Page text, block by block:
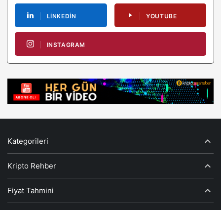
LINKEDIN YOUTUBE
INSTAGRAM
Kategorileri
Kripto Rehber
Fiyat Tahmini